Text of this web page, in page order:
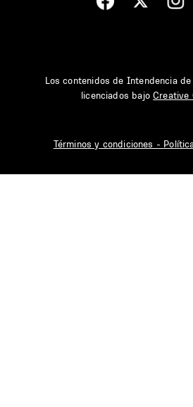
Los contenidos de Intendencia
licenciados bajoCreative
Términos y condiciones -